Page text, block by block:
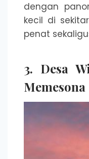
dengan
kecil di
penat
3. Desa
Memesona